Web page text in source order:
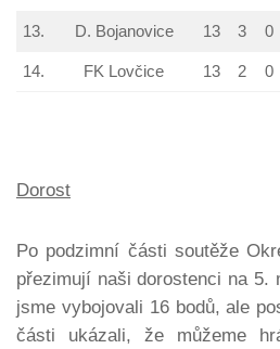
13. D. Bojanovice 13 3 0
14. FK Lovčice 13 2 0
Dorost
Po podzimní části soutěže
přezimují naši dorostenci na 5.
jsme vybojovali 16 bodů, ale
části ukázali, že můžeme